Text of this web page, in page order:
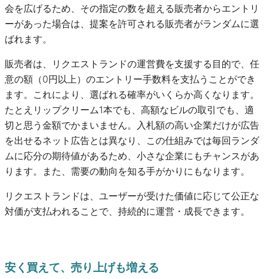
会を広げるため、その指定の数を超える販売者からエントリ
ーがあった場合は、提案を許可される販売者がランダムに選
ばれます。
販売者は、リクエストランドの運営費を支援する目的で、任
意の額（0円以上）のエントリー手数料を支払うことができ
ます。これにより、選ばれる確率がいくらか高くなります。
たとえリップクリーム1本でも、高額なビルの取引でも、適
切と思う金額でかまいません。入札額の高い企業だけが広告
を出せるネット広告とは異なり、この仕組みでは毎回ランダ
ムに応分の期待値があるため、小さな企業にもチャンスがあ
ります。また、需要の動向を知る手がかりにもなります。
リクエストランドは、ユーザーが受けた価値に応じて公正な
対価が支払われることで、持続的に運営・成長できます。
安く買えて、売り上げも増える